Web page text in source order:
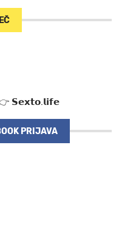
👉 𝗦𝗲𝘅𝘁𝗼.𝗹𝗶𝗳𝗲
PRIJAVA